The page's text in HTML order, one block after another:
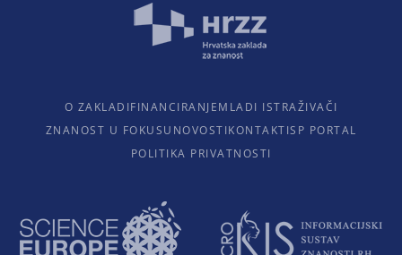
O ZAKLADIFINANCIRANJEMLADI ISTRAŽIVAČI
ZNANOST U FOKUSU NOVOSTIKONTAKTISP PORTAL
POLITIKA PRIVATNOSTI